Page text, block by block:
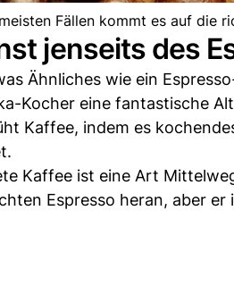
Fällen kommt es auf die
jenseits des
Ähnliches wie ein
Kocher eine fantastische
Kaffee, indem es
Kaffee ist eine Art
Espresso heran, aber